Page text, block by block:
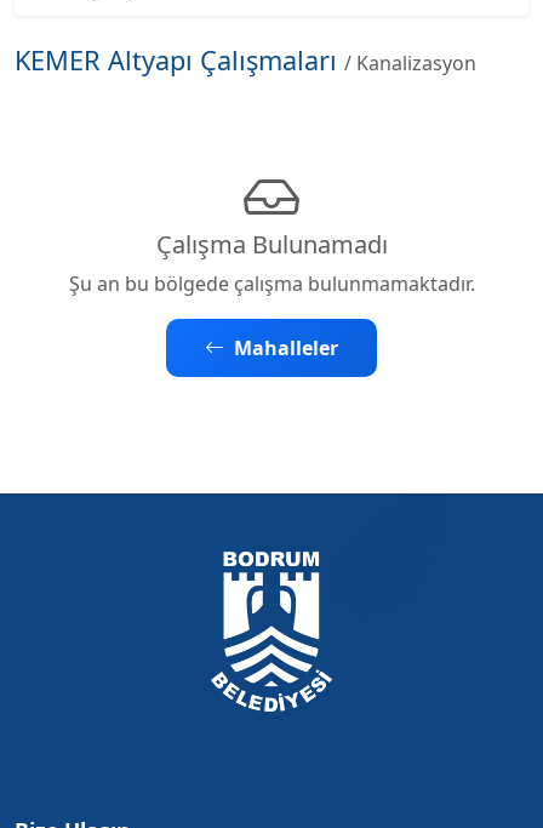
KEMER Altyapı Çalışmaları / Kanalizasyon
Çalışma Bulunamadı
Şu an bu bölgede çalışma bulunmamaktadır.
Mahalleler